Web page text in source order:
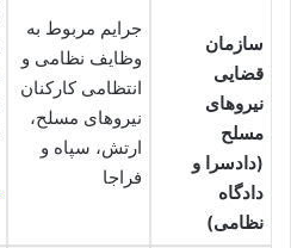
سازمان
قضایی
نیروهای
مسلح
(دادسرا و
دادگاه
نظامی)
جرایم مربوط به
وظایف نظامی و
انتظامی کارکنان
نیروهای مسلح،
ارتش، سپاه و
فراجا